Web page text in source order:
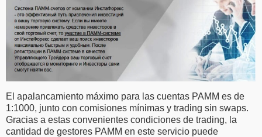
El apalancamiento máximo para las cuentas PAMM es de
1:1000, junto con comisiones mínimas y trading sin swaps.
Gracias a estas convenientes condiciones de trading, la
cantidad de gestores PAMM en este servicio puede